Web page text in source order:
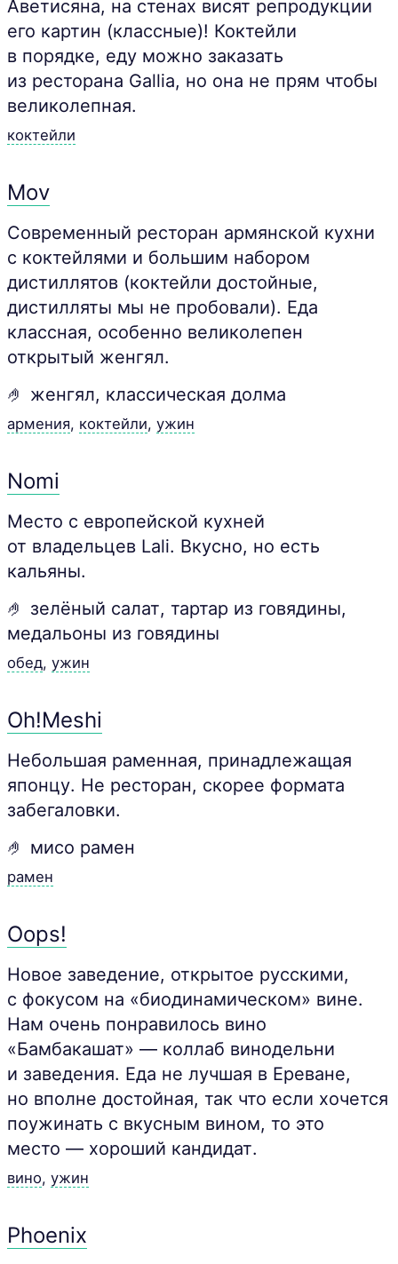
Аветисяна, на стенах висят репродукции
его картин (классные)! Коктейли
в порядке, еду можно заказать
из ресторана Gallia, но она не прям чтобы
великолепная.
коктейли
Mov
Современный ресторан армянской кухни
с коктейлями и большим набором
дистиллятов (коктейли достойные,
дистилляты мы не пробовали). Еда
классная, особенно великолепен
открытый женгял.
🤌 женгял, классическая долма
армения, коктейли, ужин
Nomi
Место с европейской кухней
от владельцев Lali. Вкусно, но есть
кальяны.
🤌 зелёный салат, тартар из говядины,
медальоны из говядины
обед, ужин
Oh!Meshi
Небольшая раменная, принадлежащая
японцу. Не ресторан, скорее формата
забегаловки.
🤌 мисо рамен
рамен
Oops!
Новое заведение, открытое русскими,
с фокусом на «биодинамическом» вине.
Нам очень понравилось вино
«Бамбакашат» — коллаб винодельни
и заведения. Еда не лучшая в Ереване,
но вполне достойная, так что если хочется
поужинать с вкусным вином, то это
место — хороший кандидат.
вино, ужин
Phoenix